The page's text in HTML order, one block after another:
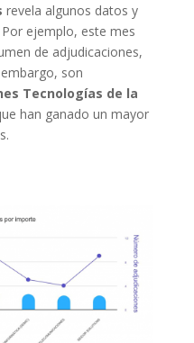
revela algunos datos y
ejemplo, este mes
de adjudicaciones,
son
Tecnologías de la
han ganado un mayor